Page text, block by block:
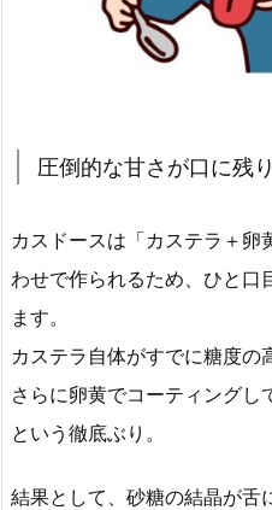
圧倒的な甘さが口に残
カスドースは「カステラ＋卵
わせで作られるため、ひと口
ます。
カステラ自体がすでに糖度の
さらに卵黄でコーティングし
という徹底ぶり。
結果として、砂糖の結晶が舌